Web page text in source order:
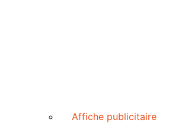
Affiche publicitaire